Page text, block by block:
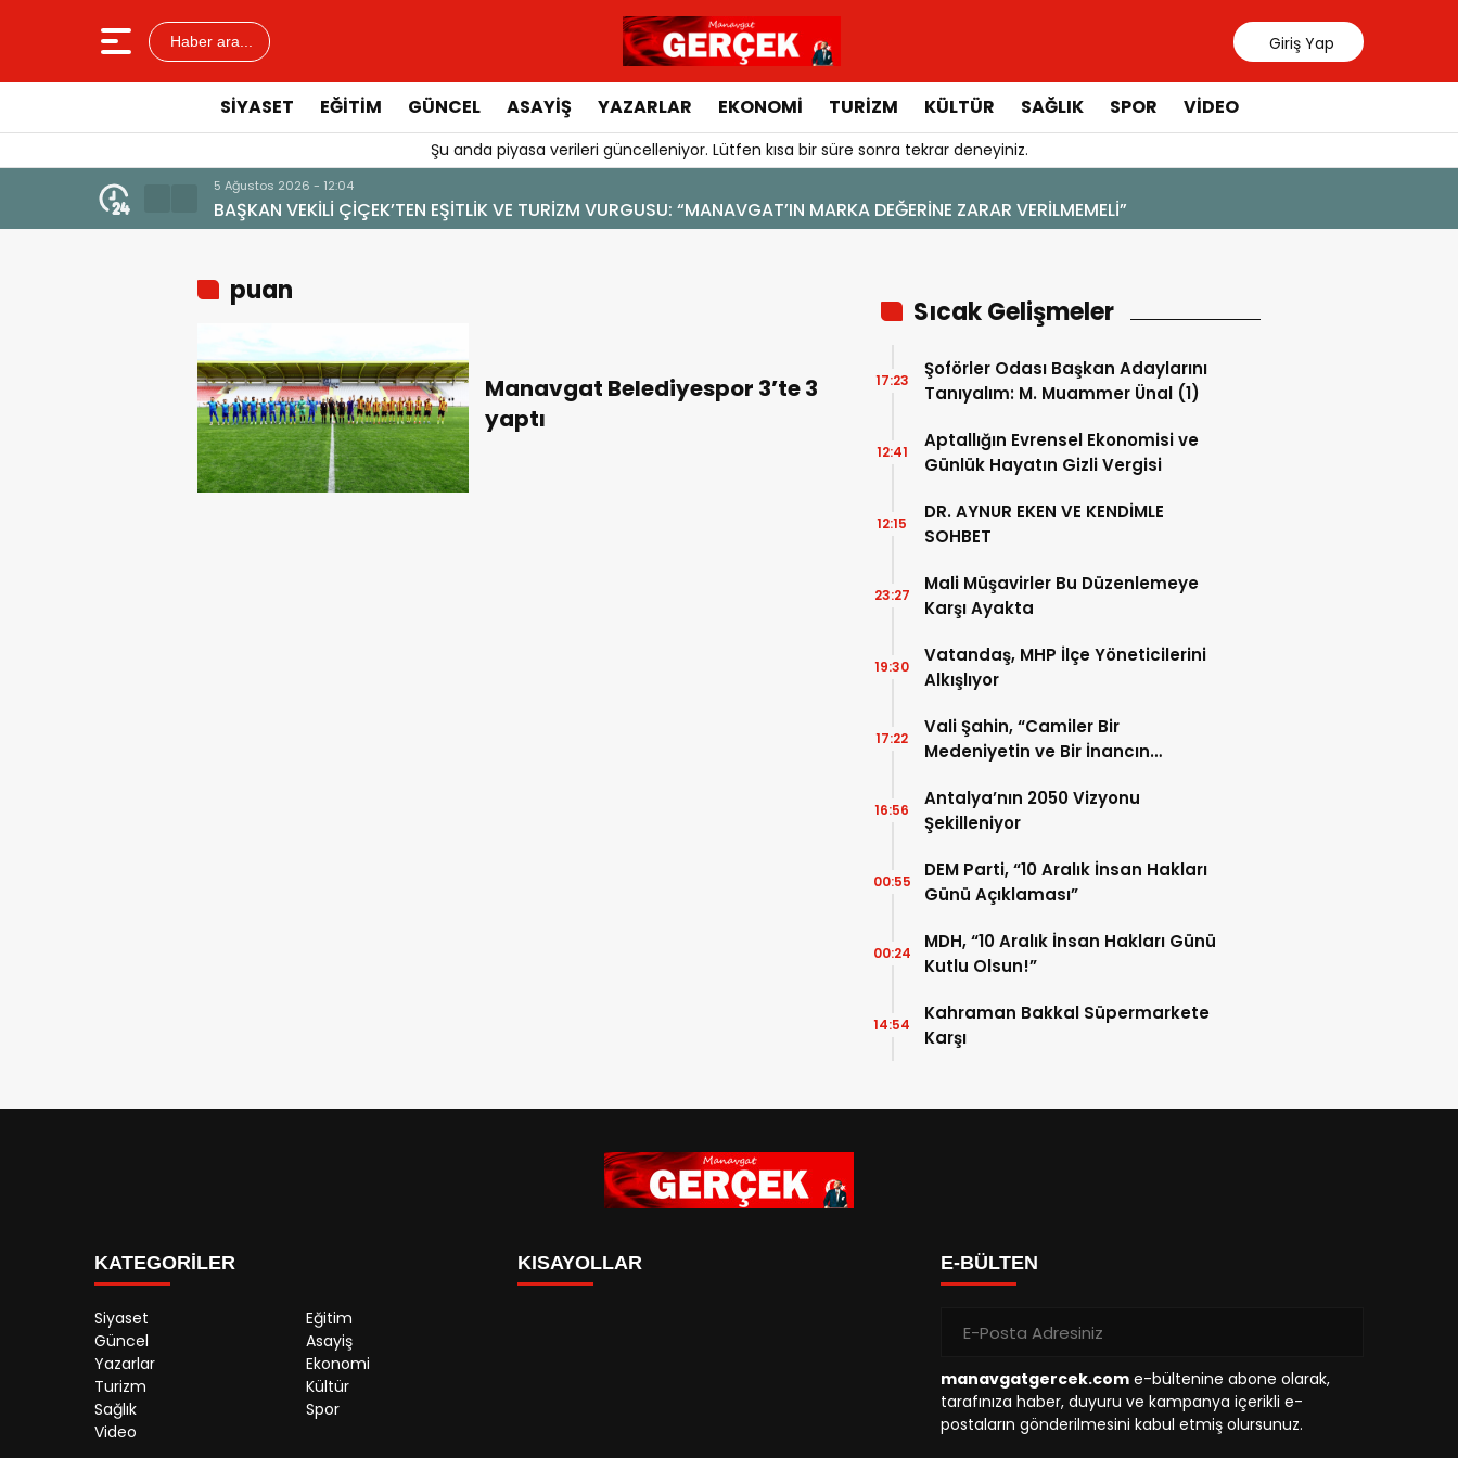
Haber ara... Giriş Yap
SIYASET EĞITIM GÜNCEL ASAYIŞ YAZARLAR EKONOMI TURIZM KÜLTÜR SAĞLIK SPOR VIDEO
Şu anda piyasa verileri güncelleniyor. Lütfen kısa bir süre sonra tekrar deneyiniz.
YENİ BİR DİN: SOSYAL MEDYA
puan
Manavgat Belediyespor 3’te 3
yaptı
Sıcak Gelişmeler
Şoförler Odası Başkan Adaylarını
Tanıyalım: M. Muammer Ünal (1)
17:23
Aptallığın Evrensel Ekonomisi ve
Günlük Hayatın Gizli Vergisi
12:41
DR. AYNUR EKEN VE KENDİMLE
SOHBET
12:15
Mali Müşavirler Bu Düzenlemeye
Karşı Ayakta
23:27
Vatandaş, MHP İlçe Yöneticilerini
Alkışlıyor
19:30
Vali Şahin, “Camiler Bir
Medeniyetin ve Bir İnancın
17:22
Antalya’nın 2050 Vizyonu
Şekilleniyor
16:56
DEM Parti, “10 Aralık İnsan Hakları
Günü Açıklaması”
00:55
MDH, “10 Aralık İnsan Hakları Günü
Kutlu Olsun!”
00:24
Kahraman Bakkal Süpermarkete
Karşı
14:54
KATEGORİLER
Siyaset
Eğitim
Güncel
Asayiş
Yazarlar
Ekonomi
Turizm
Kültür
Sağlık
Spor
Video
KISAYOLLAR E-BÜLTEN
manavgatgercek.com e-bültenine abone olarak,
tarafınıza haber, duyuru ve kampanya içerikli e-
postaların gönderilmesini kabul etmiş olursunuz.